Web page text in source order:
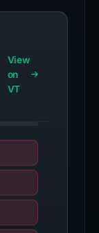
View
on
VT